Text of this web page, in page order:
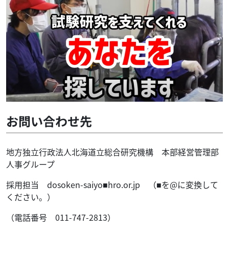
お問い合わせ先
地方独立行政法人北海道立総合研究機構 本部経営管理部
人事グループ
採用担当 dosoken-saiyo■hro.or.jp （■を@に変換して
ください。）
（電話番号 011-747-2813）